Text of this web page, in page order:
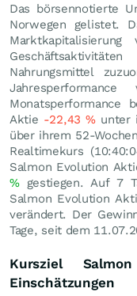
Das börsennotierte
Norwegen gelistet.
Nahrungsmittel
Monatsperformance
Aktie -22,43%unter
über ihrem 52-
Realtimekurs
Salmon Evolution
%gestiegen. Auf 7
Salmon Evolution
verändert. Der
Tage, seit dem
Kursziel
Einschätzungen